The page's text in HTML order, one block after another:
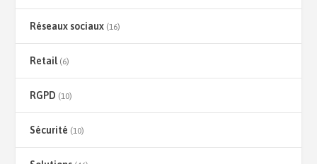
Réseaux sociaux (16)
Retail(6)
RGPD (10)
Sécurité (10)